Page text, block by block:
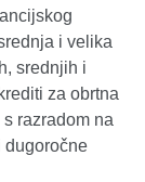
i velika
srednjih i
za obrtna
razradom na
dugoročne